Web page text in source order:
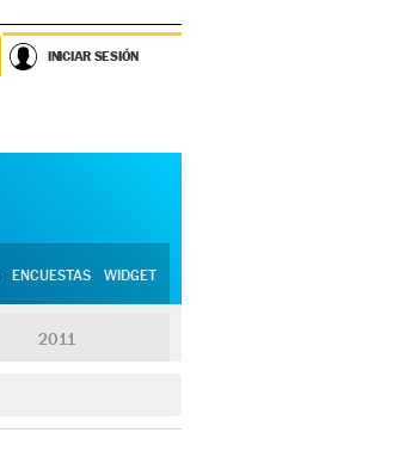
INICIAR SESIÓN
ENCUESTAS WIDGET
2011